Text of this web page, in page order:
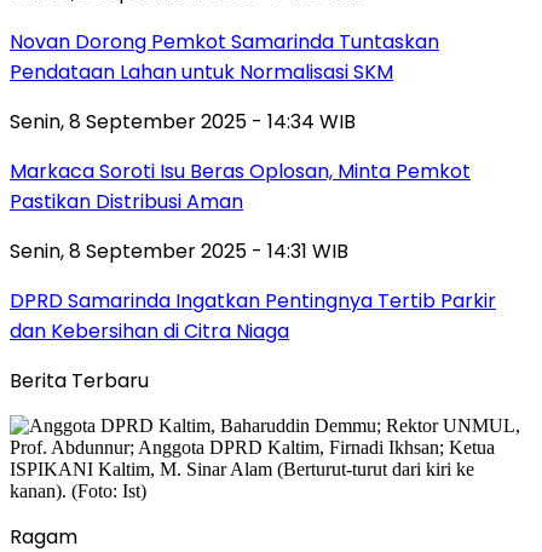
Novan Dorong Pemkot Samarinda Tuntaskan
Pendataan Lahan untuk Normalisasi SKM
Senin, 8 September 2025 - 14:34 WIB
Markaca Soroti Isu Beras Oplosan, Minta Pemkot
Pastikan Distribusi Aman
Senin, 8 September 2025 - 14:31 WIB
DPRD Samarinda Ingatkan Pentingnya Tertib Parkir
dan Kebersihan di Citra Niaga
Berita Terbaru
Ragam